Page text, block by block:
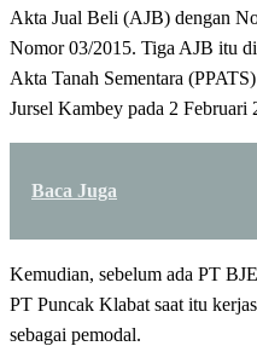
Akta Jual Beli (AJB) dengan
Nomor 03/2015. Tiga AJB itu
Akta Tanah Sementara
Jursel Kambey pada 2 Februari
Baca Juga
Kemudian, sebelum ada PT
PT Puncak Klabat saat itu
sebagai pemodal.